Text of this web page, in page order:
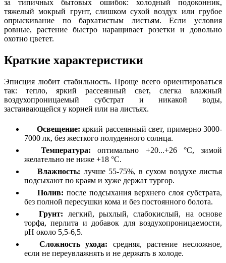
за типичных бытовых ошибок: холодный подоконник,
тяжелый мокрый грунт, слишком сухой воздух или грубое
опрыскивание по бархатистым листьям. Если условия
ровные, растение быстро наращивает розетки и довольно
охотно цветет.
Краткие характеристики
Эписция любит стабильность. Проще всего ориентироваться
так: тепло, яркий рассеянный свет, слегка влажный
воздухопроницаемый субстрат и никакой воды,
застаивающейся у корней или на листьях.
Освещение: яркий рассеянный свет, примерно 3000-
7000 лк, без жесткого полуденного солнца.
Температура: оптимально +20...+26 °C, зимой
желательно не ниже +18 °C.
Влажность: лучше 55-75%, в сухом воздухе листья
подсыхают по краям и хуже держат тургор.
Полив: после подсыхания верхнего слоя субстрата,
без полной пересушки кома и без постоянного болота.
Грунт: легкий, рыхлый, слабокислый, на основе
торфа, перлита и добавок для воздухопроницаемости,
pH около 5,5-6,5.
Сложность ухода: средняя, растение несложное,
если не переувлажнять и не держать в холоде.